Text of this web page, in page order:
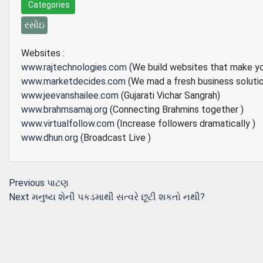
Categories
રસોઇ
Websites :
www.rajtechnologies.com (We build websites that make
www.marketdecides.com (We mad a fresh business
www.jeevanshailee.com (Gujarati Vichar Sangrah)
www.brahmsamaj.org (Connecting Brahmins together )
www.virtualfollow.com (Increase followers dramatically )
www.dhun.org (Broadcast Live )
Post
navigation
Previous Previous
post:
પાટણ
Next Next
મનુષ્ય શેની પકડમાથી સત્વરે છૂટી શકતો નથી?